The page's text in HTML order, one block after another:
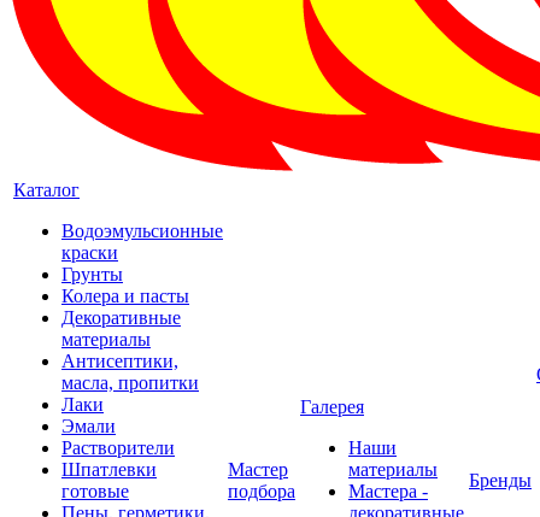
Каталог
Водоэмульсионные
краски
Грунты
Колера и пасты
Декоративные
материалы
Антисептики,
масла, пропитки
Лаки
Эмали
Растворители
Шпатлевки
готовые
Пены, герметики,
Мастер
подбора
Галерея
Наши
материалы
Мастера -
декоративные
Бренды